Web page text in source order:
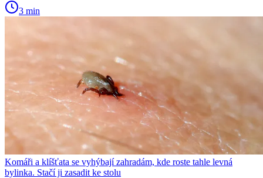
3 min
Komáři a klíšťata se vyhýbají zahradám, kde roste tahle levná
bylinka. Stačí ji zasadit ke stolu